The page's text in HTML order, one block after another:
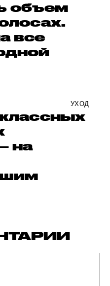
объем
все
УХОД
на